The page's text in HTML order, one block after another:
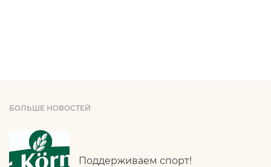
БОЛЬШЕ НОВОСТЕЙ
Поддерживаем спорт!